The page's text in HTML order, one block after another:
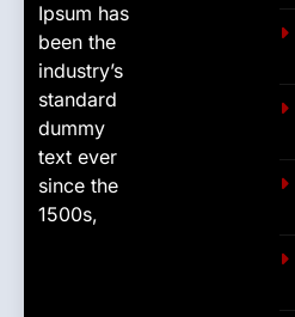
Ipsum has
been the
industry’s
standard
dummy
text ever
since the
1500s,